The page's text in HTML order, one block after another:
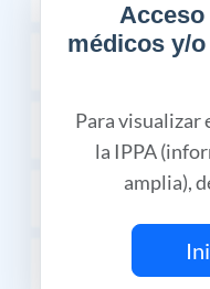
médicos y/
Para visualizar
la IPPA
amplia),
INDICACIONES
PRESENTACIÓN